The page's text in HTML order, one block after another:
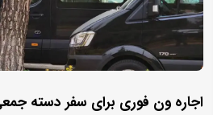
اجاره ون فوری برای سفر دسته